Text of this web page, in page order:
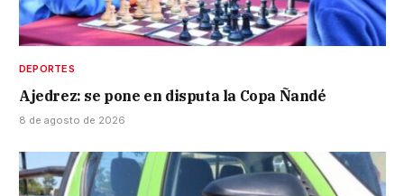
DEPORTES
Ajedrez: se pone en disputa la Copa Ñandé
8 de agosto de 2026